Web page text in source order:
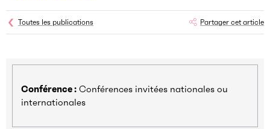
Toutes les publications Partager cet article
Conférence : Conférences invitées nationales ou
internationales